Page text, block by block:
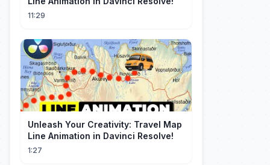
11:29
Unleash Your Creativity: Travel Map
Line Animation in Davinci Resolve!
1:27